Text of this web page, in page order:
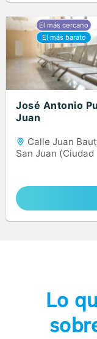
José Antonio
Juan
Calle Juan
San Juan (Ciudad
Lo